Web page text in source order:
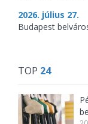
2026. július 27.
Budapest
TOP 24